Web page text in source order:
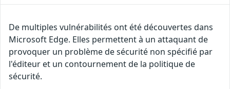
De multiples vulnérabilités ont été découvertes dans
Microsoft Edge. Elles permettent à un attaquant de
provoquer un problème de sécurité non spécifié par
l'éditeur et un contournement de la politique de
sécurité.